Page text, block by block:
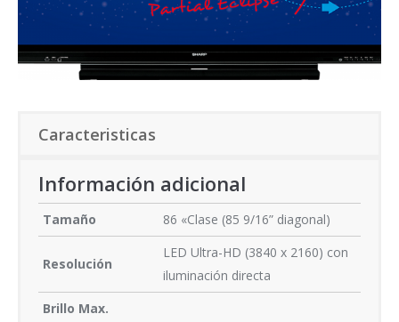
Caracteristicas
Información adicional
Tamaño 86 «Clase (85 9/16” diagonal)
Resolución
LED Ultra-HD (3840 x 2160) con
iluminación directa
Brillo Max.